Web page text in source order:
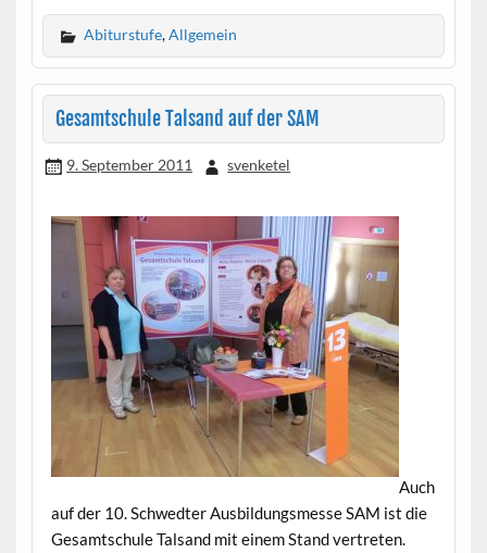
Abiturstufe,Allgemein
Gesamtschule Talsand auf der SAM
9. September 2011 svenketel
Auch
auf der 10. Schwedter Ausbildungsmesse SAM ist die
Gesamtschule Talsand mit einem Stand vertreten.